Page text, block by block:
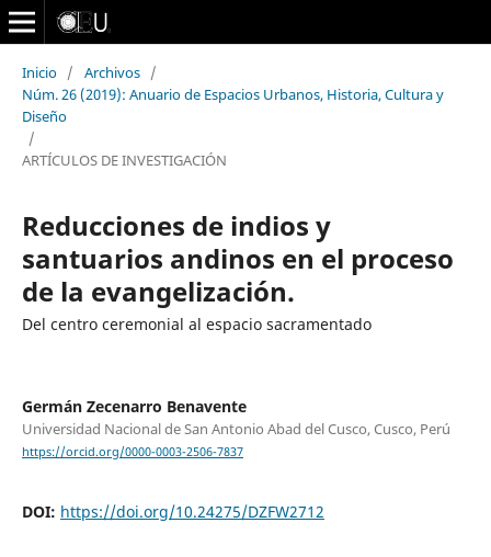
Inicio / Archivos /
Núm. 26 (2019): Anuario de Espacios Urbanos, Historia, Cultura y
Diseño
/
ARTÍCULOS DE INVESTIGACIÓN
Reducciones de indios y
santuarios andinos en el proceso
de la evangelización.
Del centro ceremonial al espacio sacramentado
Germán Zecenarro Benavente
Universidad Nacional de San Antonio Abad del Cusco, Cusco, Perú
https://orcid.org/0000-0003-2506-7837
DOI: https://doi.org/10.24275/DZFW2712